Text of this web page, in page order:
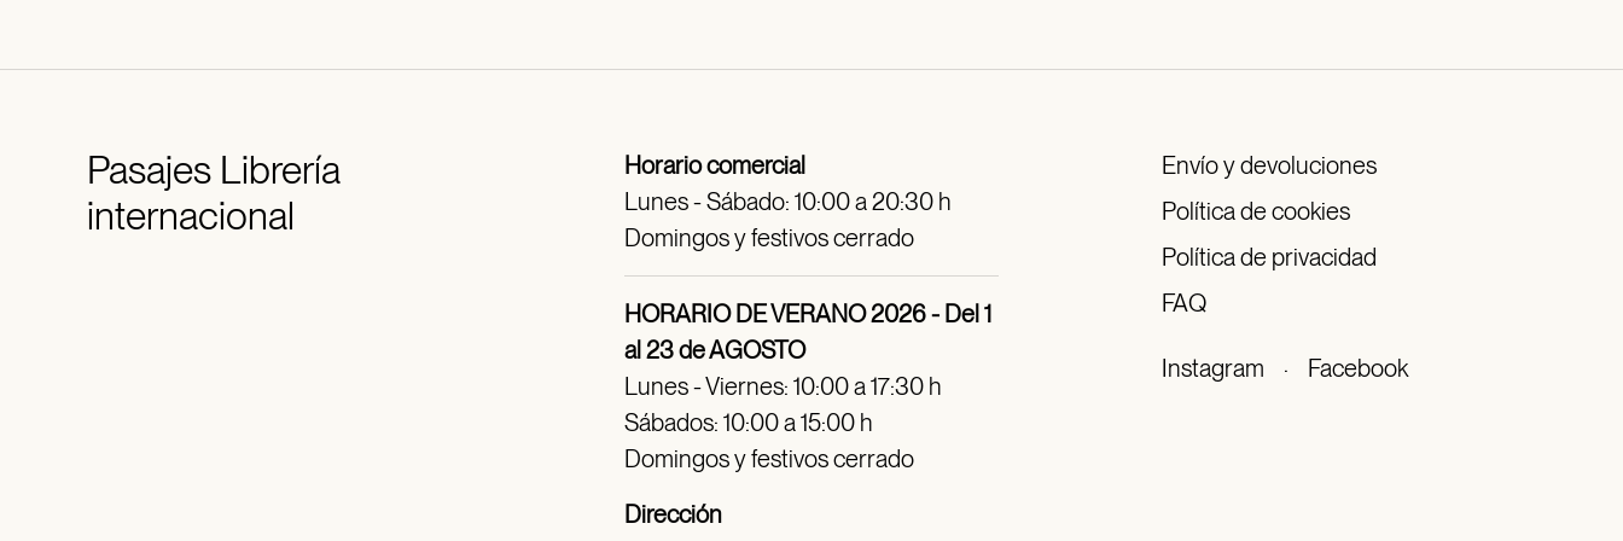
PasajesLibrería
internacional
Horario comercial
Lunes - Sábado: 10:00 a 20:30 h
Domingos y festivos cerrado
HORARIO DE VERANO 2026 - Del 1
al 23 de AGOSTO
Lunes - Viernes: 10:00 a 17:30 h
Sábados: 10:00 a 15:00 h
Domingos y festivos cerrado
Dirección
Envío y devoluciones
Política de cookies
Política de privacidad
FAQ
Instagram · Facebook